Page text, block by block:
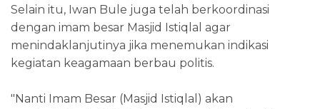
Selain itu, Iwan Bule juga telah berkoordinasi
dengan imam besar Masjid Istiqlal agar
menindaklanjutinya jika menemukan indikasi
kegiatan keagamaan berbau politis.
"Nanti Imam Besar (Masjid Istiqlal) akan